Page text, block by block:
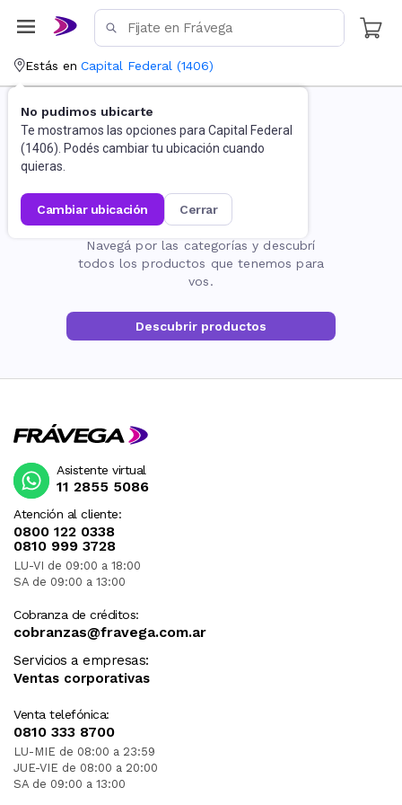
Estás en Capital Federal (1406)
No pudimos ubicarte
Te mostramos las opciones para Capital Federal
(1406). Podés cambiar tu ubicación cuando
quieras.
cambiar ubicación cerrar
La página no existe
Navegá por las categorías y descubrí
todos los productos que tenemos para
vos.
Descubrir productos
Atención al cliente:
0800 122 0338
0810 999 3728
LU-VI de 09:00 a 18:00
SA de 09:00 a 13:00
Cobranza de créditos:
cobranzas@fravega.com.ar
Servicios a empresas:
Ventas corporativas
Venta telefónica:
0810 333 8700
LU-MIE de 08:00 a 23:59
JUE-VIE de 08:00 a 20:00
SA de 09:00 a 13:00
Asistente virtual
11 2855 5086